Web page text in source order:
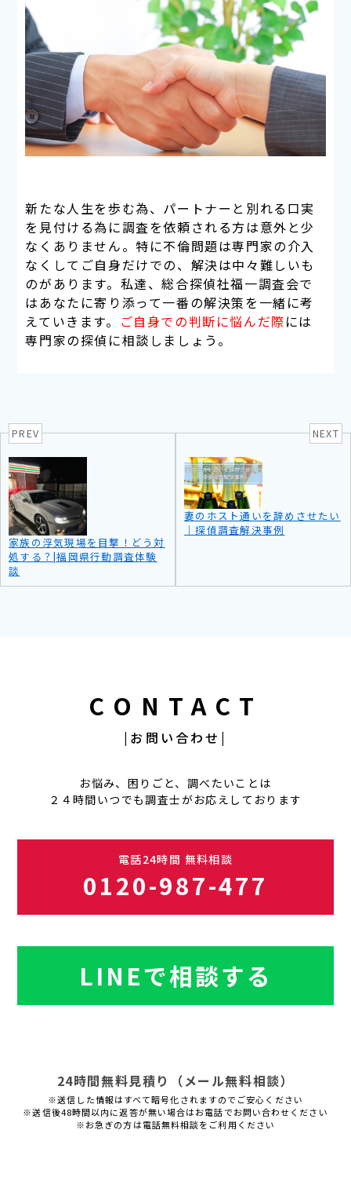
新たな人生を歩む為、パートナーと別れる口実
を見付ける為に調査を依頼される方は意外と少
なくありません。特に不倫問題は専門家の介入
なくしてご自身だけでの、解決は中々難しいも
のがあります。 私達、総合探偵社福一調査会で
はあなたに寄り添って一番の解決策を一緒に考
えていきます。 ご自身での判断に悩んだ際には
専門家の探偵に相談しましょう。
PREV
家族の浮気現場を目撃！どう対
処する？|福岡県行動調査体験
談
NEXT
妻のホスト通いを辞めさせたい
｜探偵調査解決事例
CONTACT
|お問い合わせ|
お悩み、困りごと、調べたいことは
２４時間いつでも調査士がお応えしております
電話24時間 無料相談
0120-987-477
LINEで相談する
24時間無料見積り（メール無料相談）
※送信した情報はすべて暗号化されますのでご安心ください
※送信後48時間以内に返答が無い場合はお電話でお問い合わせください
※お急ぎの方は電話無料相談をご利用ください